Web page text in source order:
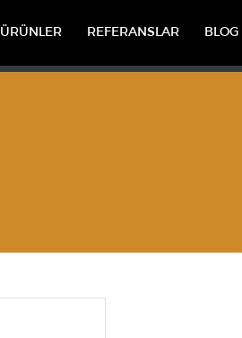
ÜRÜNLER REFERANSLAR BLOG